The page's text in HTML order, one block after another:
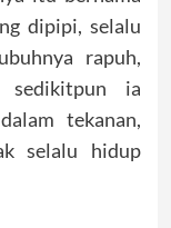
dipipi, selalu
rapuh,
sedikitpun ia
tekanan,
selalu hidup